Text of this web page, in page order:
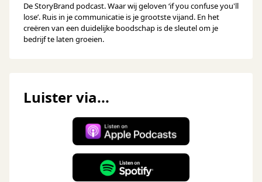
De StoryBrand podcast. Waar wij geloven ‘if you confuse you'll
lose’. Ruis in je communicatie is je grootste vijand. En het
creëren van een duidelijke boodschap is de sleutel om je
bedrijf te laten groeien.
Luister via...